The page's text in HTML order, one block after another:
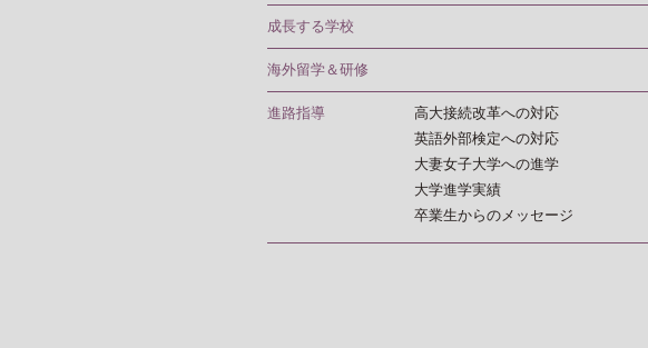
成長する学校
海外留学＆研修
進路指導
高大接続改革への対応
英語外部検定への対応
大妻女子大学への進学
大学進学実績
卒業生からのメッセージ